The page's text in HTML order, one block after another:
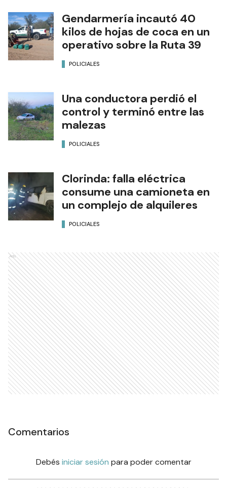
Gendarmería incautó 40
kilos de hojas de coca en un
operativo sobre la Ruta 39
POLICIALES
Una conductora perdió el
control y terminó entre las
malezas
POLICIALES
Clorinda: falla eléctrica
consume una camioneta en
un complejo de alquileres
POLICIALES
Ads
Comentarios
Debés iniciar sesión para poder comentar